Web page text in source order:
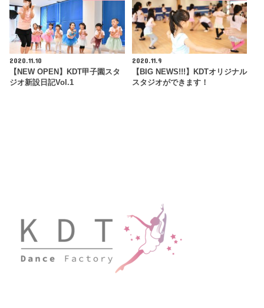
2020.11.10
【NEW OPEN】KDT甲子園スタ
ジオ新設日記Vol.1
2020.11.9
【BIG NEWS!!!】KDTオリジナル
スタジオができます！